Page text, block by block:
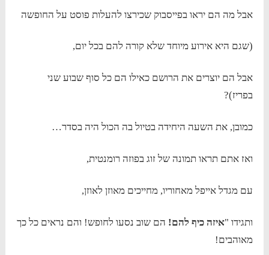
אבל מה הם יראו בפייסבוק שכירצו להעלות פוסט על החופשה
(שגם היא אירוע מיוחד שלא קורה להם בכל יום,
אבל הם יוצרים את הרושם כאילו הם כל סוף שבוע שני
בפריז)?
כמובן, את השעה היחידה בטיול בה הכול היה בסדר…
ואז אתם תראו תמונה של זוג בפוזה רומנטית,
עם מגדל אייפל מאחוריו, מחייכים מאוזן לאוזן,
ותגידו "איזה כיף להם! הם שוב נסעו לחופש! והם נראים כל כך
מאוהבים!